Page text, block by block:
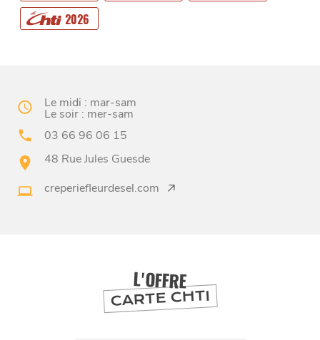
2026
Le midi : mar-sam
Le soir : mer-sam
03 66 96 06 15
48 Rue Jules Guesde
creperiefleurdesel.com
L'OFFRE
CARTE CHTI
BONS PLANS ET ADRESSES